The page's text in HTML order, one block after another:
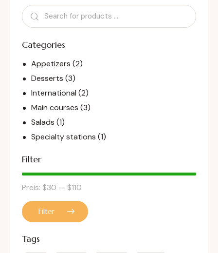
Categories
Appetizers (2)
Desserts (3)
International (2)
Main courses (3)
Salads (1)
Specialty stations (1)
Filter
Filter
Preis: $30 — $110
Tags